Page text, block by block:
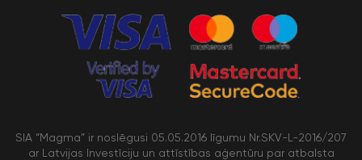
SIA “Magma” ir noslēgusi 05.05.2016 līgumu Nr.SKV-L-2016/207
ar Latvijas Investīciju un attīstības aģentūru par atbalsta